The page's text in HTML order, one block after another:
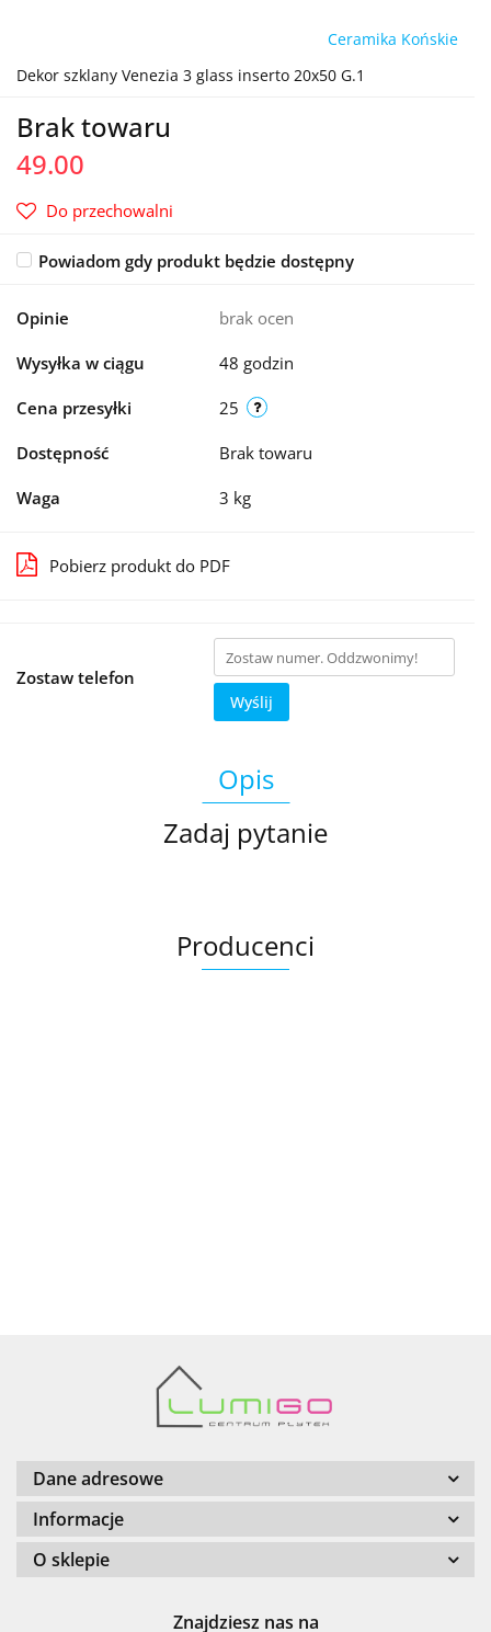
Ceramika Końskie
Dekor szklany Venezia 3 glass inserto 20x50 G.1
Brak towaru
49.00
Do przechowalni
Powiadom gdy produkt będzie dostępny
Opinie brak ocen
Wysyłka w ciągu 48 godzin
Cena przesyłki 25
Dostępność Brak towaru
Waga 3 kg
Pobierz produkt do PDF
Zostaw telefon
Wyślij
Opis
Zadaj pytanie
Producenci
Barwolf
Dane adresowe
Informacje
O sklepie
Znajdziesz nas na